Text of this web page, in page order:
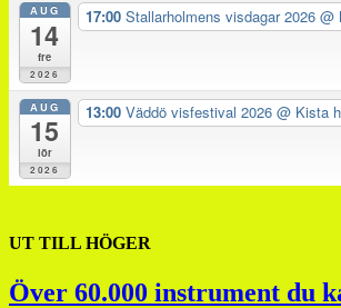
AUG
14
fre
2026
17:00 Stallarholmens visdagar 2026 @
AUG
15
lör
2026
13:00 Väddö visfestival 2026 @ Kista
UT TILL HÖGER
Över 60.000 instrument du